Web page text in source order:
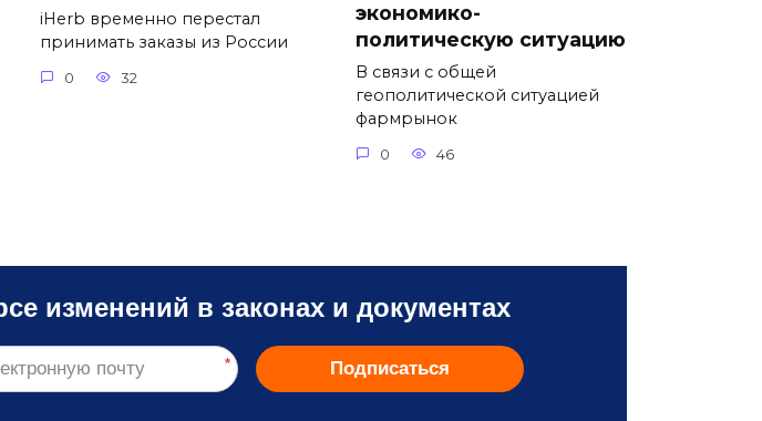
iHerb временно перестал
принимать заказы из России
0 32
экономико-
политическую ситуацию
В связи с общей
геополитической ситуацией
фармрынок
0 46
изменений в законах и документах
* Подписаться